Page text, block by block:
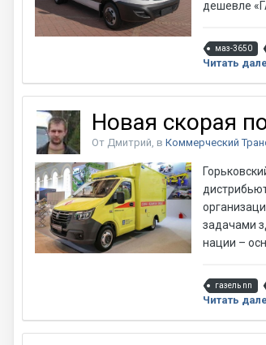
дешевле
маз-3650
Читать
Новая скорая
От Дмитрий, в Коммерческий
задачами
нации –
газель nn
Читать